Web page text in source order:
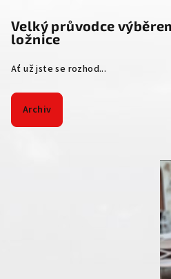
Velký průvodce
ložnice
Ať už jste se rozhod...
Archiv